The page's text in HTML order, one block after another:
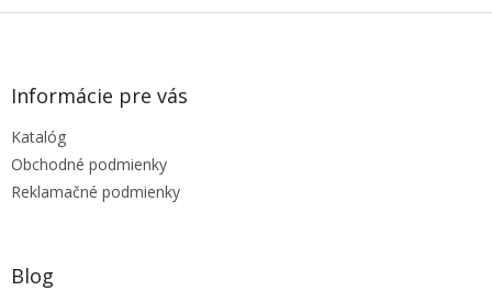
Z
Informácie pre vás
Katalóg
Obchodné podmienky
Reklamačné podmienky
Blog